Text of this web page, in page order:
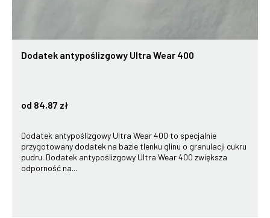
Dodatek antypoślizgowy Ultra Wear 400
od 84,87 zł
Dodatek antypoślizgowy Ultra Wear 400 to specjalnie
przygotowany dodatek na bazie tlenku glinu o granulacji cukru
pudru. Dodatek antypoślizgowy Ultra Wear 400 zwiększa
odporność na...